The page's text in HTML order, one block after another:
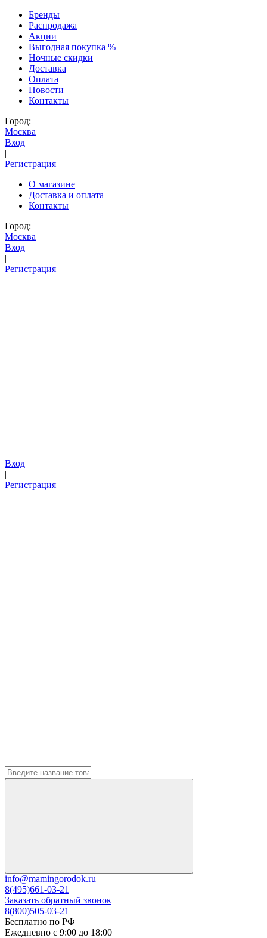
Бренды
Распродажа
Акции
Выгодная покупка %
Ночные скидки
Доставка
Оплата
Новости
Контакты
Город:
Москва
Вход
|
Регистрация
О магазине
Доставка и оплата
Контакты
Город:
Москва
Вход
|
Регистрация
Вход
|
Регистрация
info@mamingorodok.ru
8(495)661-03-21
Заказать обратный звонок
8(800)505-03-21
Бесплатно по РФ
Ежедневно с 9:00 до 18:00